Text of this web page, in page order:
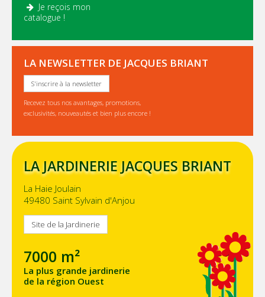
Je reçois mon
catalogue !
LA NEWSLETTER DE JACQUES BRIANT
S'inscrire à la newsletter
Recevez tous nos avantages, promotions,
exclusivités, nouveautés et bien plus encore !
LA JARDINERIE JACQUES BRIANT
La Haie Joulain
49480 Saint Sylvain d'Anjou
Site de la Jardinerie
7000 m²
La plus grande jardinerie
de la région Ouest